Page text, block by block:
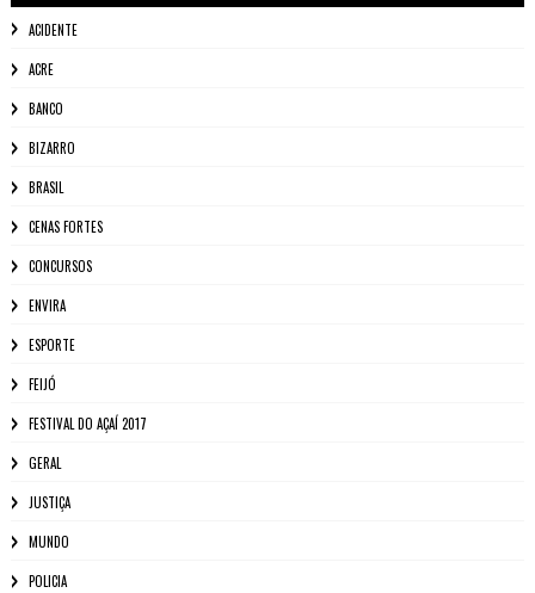
ACIDENTE
ACRE
BANCO
BIZARRO
BRASIL
CENAS FORTES
CONCURSOS
ENVIRA
ESPORTE
FEIJÓ
FESTIVAL DO AÇAÍ 2017
GERAL
JUSTIÇA
MUNDO
POLICIA